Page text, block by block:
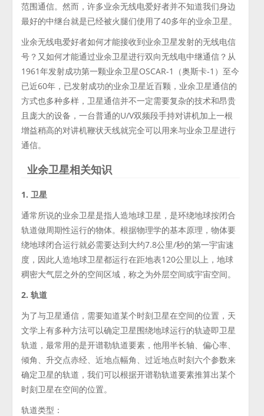
范围通信。然而，许多业余无线电爱好者并不知道我们身边
最好的中继台就是已经被火腿们使用了40多年的业余卫星。
业余无线电爱好者如何才能接收到业余卫星发射的无线电信
号？又如何才能通过业余卫星进行双向无线电中继通信？从
1961年发射成功第一颗业余卫星OSCAR-1（奥斯卡-1）至今
已近60年，已发射成功的业余卫星近百颗，业余卫星通信的
方式也多种多样，卫星通信并不一定需要复杂的技术和昂贵
且庞大的设备，一台普通的U/V双频段手持对讲机加上一根
增益稍高的对讲机鞭状天线就完全可以用来与业余卫星进行
通信。
业余卫星相关知识
1. 卫星
通常所说的业余卫星是指人造地球卫星，是环绕地球按闭合
轨道做周期性运行的物体。根据物理学的基本原理，物体要
绕地球闭合运行就必需要达到大约7.8公里/秒的第一宇宙速
度，因此人造地球卫星都运行在距地表120公里以上，地球
稠密大气层之外的空间区域，称之为外层空间或宇宙空间。
2. 轨道
为了与卫星通信，需要知道某个时刻卫星在空间的位置，天
文学上有多种方法可以确定卫星围绕地球运行的轨迹即卫星
轨道，最常用的是开谱勒轨道要素，他用半长轴、偏心率、
倾角、升交点赤经、近地点幅角、过近地点时刻六个参数来
确定卫星的轨道，我们可以根据开谱勒轨道要素推算出某个
时刻卫星在空间的位置。
轨道类型：